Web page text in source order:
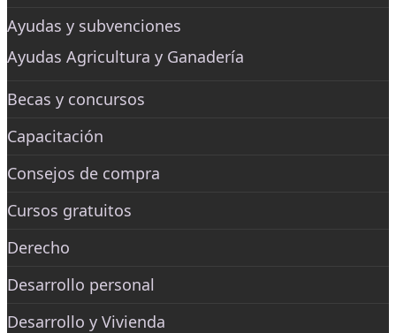
Ayudas y subvenciones
Ayudas Agricultura y Ganadería
Becas y concursos
Capacitación
Consejos de compra
Cursos gratuitos
Derecho
Desarrollo personal
Desarrollo y Vivienda